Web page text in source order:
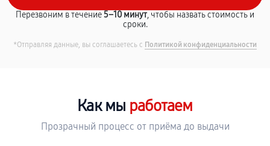
Перезвоним в течение5–10 минут, чтобы назвать стоимость и
сроки.
*Отправляя данные, вы соглашаетесь с Политикой конфиденциальности
Как мы работаем
Прозрачный процесс от приёма до выдачи